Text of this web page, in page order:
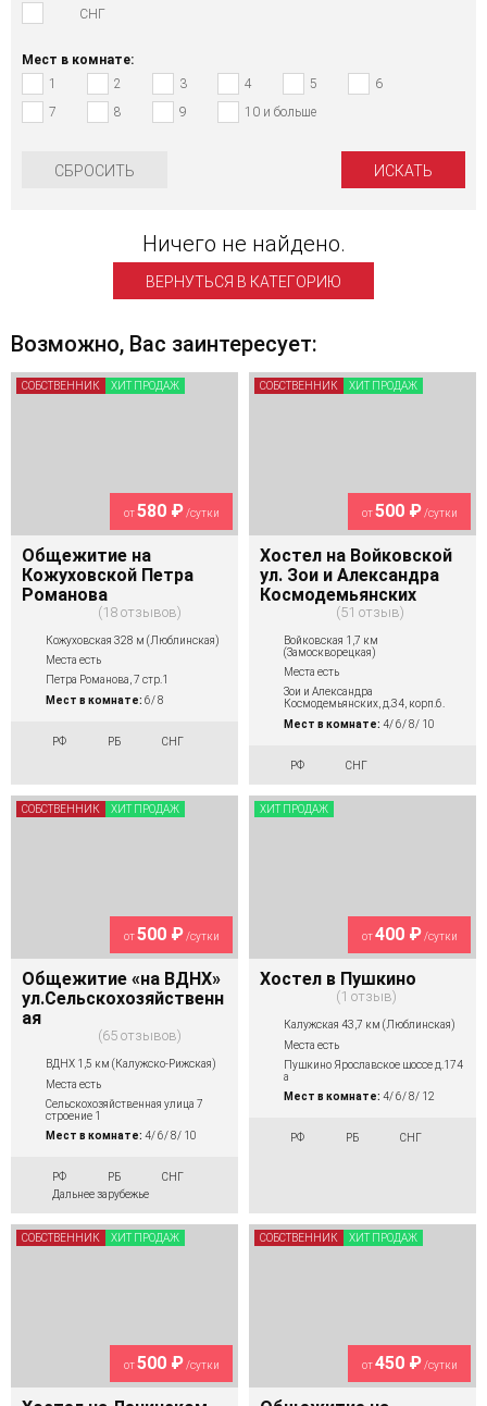
СНГ
Мест в комнате:
1
2 3 4 5
6
7
8 9 10 и больше
СБРОСИТЬ
Ничего не найдено.
ВЕРНУТЬСЯ В КАТЕГОРИЮ
Возможно, Вас заинтересует:
от580 ₽/сутки
Общежитие на
Кожуховской Петра
Романова
18 отзывов
Кожуховская 328 м (Люблинская)
Места есть
Петра Романова, 7 стр.1
Мест в комнате: 6/ 8
РФ РБ СНГ
СОБСТВЕННИК ХИТ ПРОДАЖ
от500 ₽/сутки
Хостел на Войковской
ул. Зои и Александра
Космодемьянских
51 отзыв
Войковская 1,7 км
(Замоскворецкая)
Места есть
Зои и Александра
Космодемьянских, д.34, корп.6.
Мест в комнате: 4/ 6/ 8/ 10
РФ СНГ
СОБСТВЕННИК ХИТ ПРОДАЖ
от500 ₽/сутки
Общежитие «на ВДНХ»
ул.Сельскохозяйственн
ая
65 отзывов
ВДНХ 1,5 км (Калужско-Рижская)
Места есть
Сельскохозяйственная улица 7
строение 1
Мест в комнате: 4/ 6/ 8/ 10
РФ РБ
СНГ
Дальнее зарубежье
СОБСТВЕННИК ХИТ ПРОДАЖ
от400 ₽/сутки
Хостел в Пушкино
1 отзыв
Калужская 43,7 км (Люблинская)
Места есть
Пушкино Ярославское шоссе д.174
а
Мест в комнате: 4/ 6/ 8/ 12
РФ РБ СНГ
ХИТ ПРОДАЖ
от500 ₽/сутки
СОБСТВЕННИК ХИТ ПРОДАЖ
от450 ₽/сутки
СОБСТВЕННИК ХИТ ПРОДАЖ